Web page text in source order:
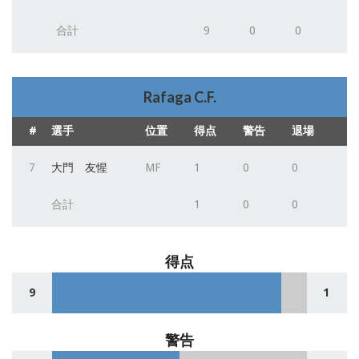
合計 9 0 0
Rafaga C.F.
# 選手 位置 得点 警告 退場
7 大門 友惺 MF 1 0 0
合計 1 0 0
得点
9 1
警告